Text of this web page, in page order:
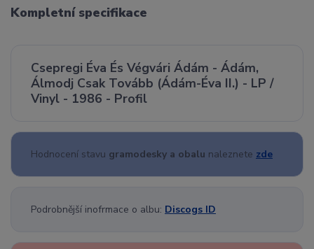
Kompletní specifikace
Csepregi Éva És Végvári Ádám - Ádám,
Álmodj Csak Tovább (Ádám-Éva II.) - LP /
Vinyl - 1986 - Profil
Hodnocení stavu gramodesky a obalu naleznete zde
Podrobnější inofrmace o albu: Discogs ID